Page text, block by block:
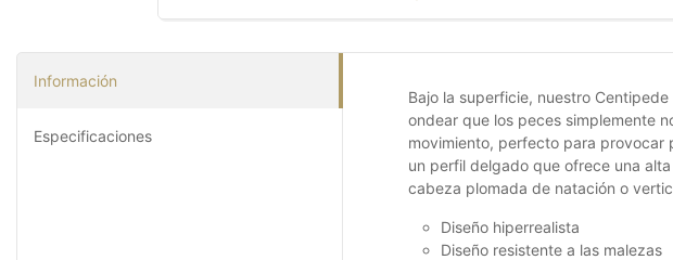
Información
Especificaciones
Bajo la superficie, nuestro
ondear que los peces simplemente
movimiento, perfecto para provocar
un perfil delgado que ofrece una
cabeza plomada de natación o
Diseño hiperrealista
Diseño resistente a las malezas